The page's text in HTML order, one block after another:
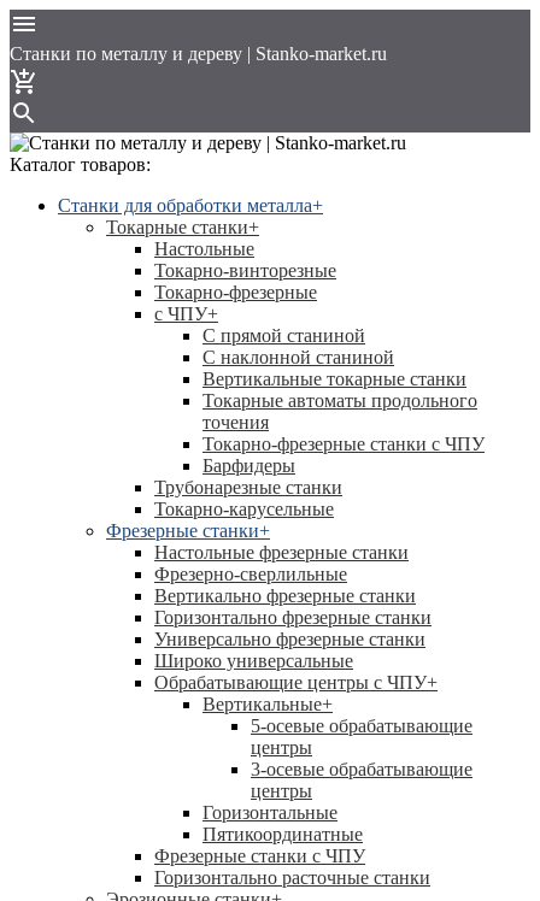
Cтанки по металлу и дереву | Stanko-market.ru
Каталог товаров:
Станки для обработки металла+
Токарные станки+
Настольные
Токарно-винторезные
Токарно-фрезерные
с ЧПУ+
С прямой станиной
C наклонной станиной
Вертикальные токарные станки
Токарные автоматы продольного
точения
Токарно-фрезерные станки с ЧПУ
Барфидеры
Трубонарезные станки
Токарно-карусельные
Фрезерные станки+
Настольные фрезерные станки
Фрезерно-сверлильные
Вертикально фрезерные станки
Горизонтально фрезерные станки
Универсально фрезерные станки
Широко универсальные
Обрабатывающие центры с ЧПУ+
Вертикальные+
5-осевые обрабатывающие
центры
3-осевые обрабатывающие
центры
Горизонтальные
Пятикоординатные
Фрезерные станки с ЧПУ
Горизонтально расточные станки